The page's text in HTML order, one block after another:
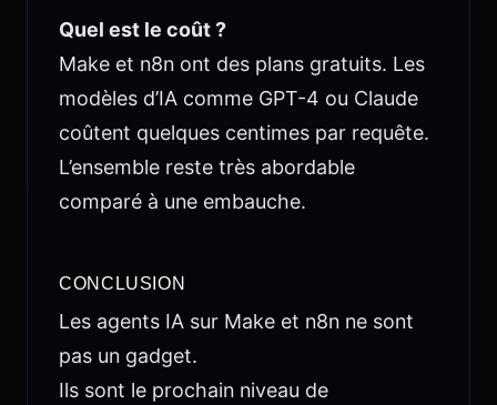
Quel est le coût ?
Make et n8n ont des plans gratuits. Les
modèles d’IA comme GPT-4 ou Claude
coûtent quelques centimes par requête.
L’ensemble reste très abordable
comparé à une embauche.
CONCLUSION
Les agents IA sur Make et n8n ne sont
pas un gadget.
Ils sont le prochain niveau de